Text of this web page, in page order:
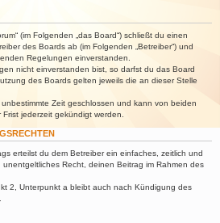
(im Folgenden „das Board“) schließt du einen
des Boards ab (im Folgenden „Betreiber“) und
Regelungen einverstanden.
nicht einverstanden bist, so darfst du das Board
des Boards gelten jeweils die an dieser Stelle
Zeit geschlossen und kann von beiden
jederzeit gekündigt werden.
erteilst du dem Betreiber ein einfaches, zeitlich und
Recht, deinen Beitrag im Rahmen des
2, Unterpunkt a bleibt auch nach Kündigung des